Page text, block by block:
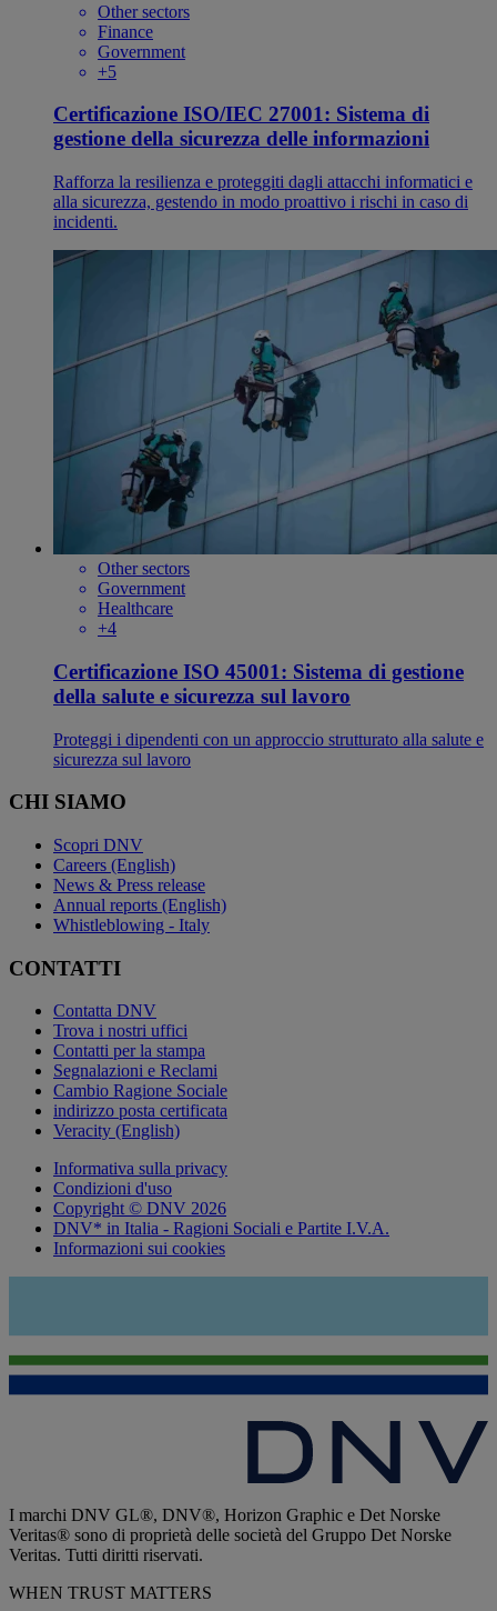
Other sectors
Finance
Government
+5
Certificazione ISO/IEC 27001: Sistema di
gestione della sicurezza delle informazioni
Rafforza la resilienza e proteggiti dagli attacchi informatici e
alla sicurezza, gestendo in modo proattivo i rischi in caso di
incidenti.
Other sectors
Government
Healthcare
+4
Certificazione ISO 45001: Sistema di gestione
della salute e sicurezza sul lavoro
Proteggi i dipendenti con un approccio strutturato alla salute e
sicurezza sul lavoro
CHI SIAMO
Scopri DNV
Careers (English)
News & Press release
Annual reports (English)
Whistleblowing - Italy
CONTATTI
Contatta DNV
Trova i nostri uffici
Contatti per la stampa
Segnalazioni e Reclami
Cambio Ragione Sociale
indirizzo posta certificata
Veracity (English)
Informativa sulla privacy
Condizioni d'uso
Copyright © DNV 2026
DNV* in Italia - Ragioni Sociali e Partite I.V.A.
Informazioni sui cookies
I marchi DNV GL®, DNV®, Horizon Graphic e Det Norske
Veritas® sono di proprietà delle società del Gruppo Det Norske
Veritas. Tutti diritti riservati.
WHEN TRUST MATTERS